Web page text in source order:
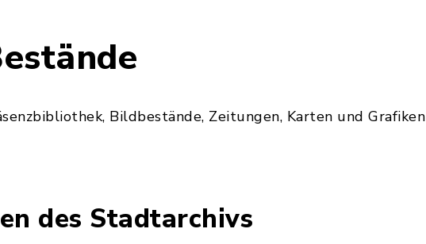
Bildbestände, Zeitungen, Karten und Grafiken
des Stadtarchivs